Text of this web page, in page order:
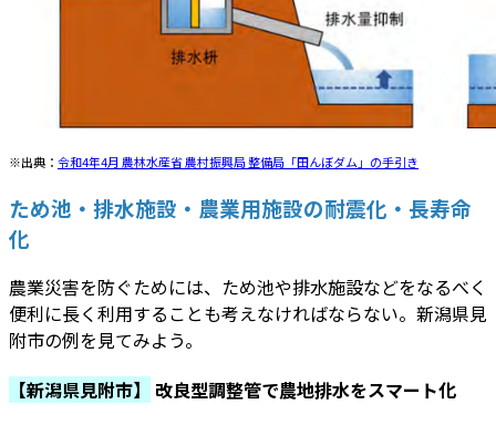
※出典： 令和4年4月 農林水産省 農村振興局 整備局「田んぼダム」の手引き
ため池・排水施設・農業用施設の耐震化・長寿命
化
農業災害を防ぐためには、ため池や排水施設などをなるべく
便利に長く利用することも考えなければならない。新潟県見
附市の例を見てみよう。
【新潟県見附市】
改良型調整管で農地排水をスマート化